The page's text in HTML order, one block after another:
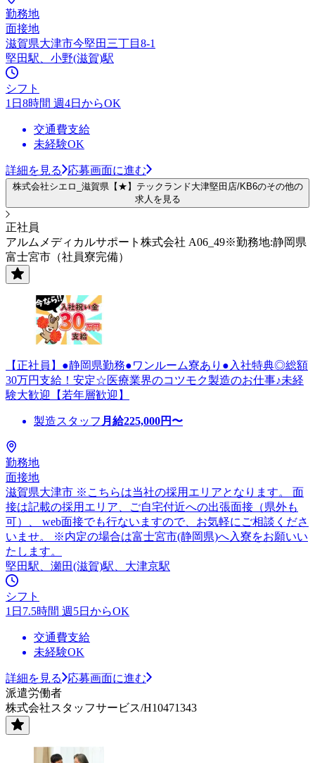
勤務地
面接地
滋賀県大津市今堅田三丁目8-1
堅田駅、小野(滋賀)駅
シフト
1日8時間 週4日からOK
交通費支給
未経験OK
詳細を見る 応募画面に進む
株式会社シエロ_滋賀県【★】テックランド大津堅田店/KB6のその他の
求人を見る
正社員
アルムメディカルサポート株式会社 A06_49※勤務地:静岡県
富士宮市（社員寮完備）
【正社員】●静岡県勤務●ワンルーム寮あり●入社特典◎総額
30万円支給！安定☆医療業界のコツモク製造のお仕事♪未経
験大歓迎【若年層歓迎】
製造スタッフ 月給225,000円〜
勤務地
面接地
滋賀県大津市 ※こちらは当社の採用エリアとなります。 面
接は記載の採用エリア、ご自宅付近への出張面接（県外も
可）、 web面接でも行ないますので、お気軽にご相談くださ
いませ。 ※内定の場合は富士宮市(静岡県)へ入寮をお願いい
たします。
堅田駅、瀬田(滋賀)駅、大津京駅
シフト
1日7.5時間 週5日からOK
交通費支給
未経験OK
詳細を見る
応募画面に進む
派遣労働者
株式会社スタッフサービス/H10471343